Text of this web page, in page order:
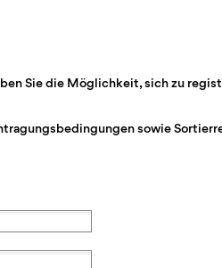
Sie die Möglichkeit, sich zu
sowie